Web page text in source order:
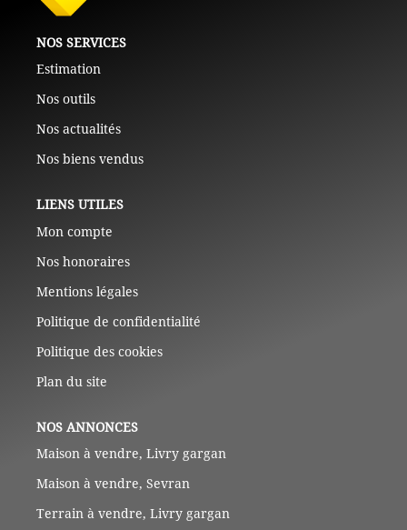
NOS SERVICES
Estimation
Nos outils
Nos actualités
Nos biens vendus
LIENS UTILES
Mon compte
Nos honoraires
Mentions légales
Politique de confidentialité
Politique des cookies
Plan du site
NOS ANNONCES
Maison à vendre, Livry gargan
Maison à vendre, Sevran
Terrain à vendre, Livry gargan